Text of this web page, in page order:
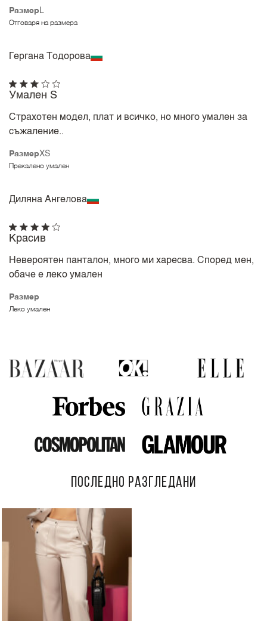
Размер L
Отговаря на размера
Гергана Тодорова
РазмерXS
Прекалено умален
Умален S
Страхотен модел, плат и всичко, но много умален за
съжаление..
Диляна Ангелова
Размер
Леко умален
Красив
Невероятен панталон, много ми харесва. Според мен,
обаче е леко умален
ПОСЛЕДНО РАЗГЛЕДАНИ